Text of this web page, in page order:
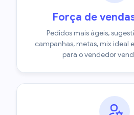
Força de
Pedidos mais ágeis,
campanhas, metas, mix ideal
para o vendedor